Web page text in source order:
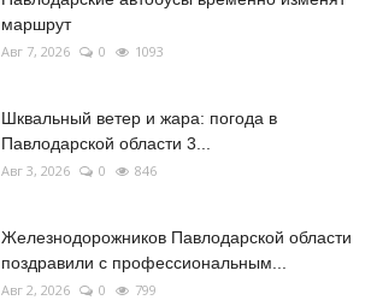
маршрут
Авг 7, 2026 0 1093
Шквальный ветер и жара: погода в
Павлодарской области 3...
Авг 3, 2026 0 846
Железнодорожников Павлодарской области
поздравили с профессиональным...
Авг 2, 2026 0 799